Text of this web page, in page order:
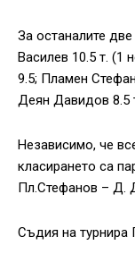
За останалите
Василев 10.5 т. (1
9.5; Пламен
Деян Давидов 8.5
Независимо, че
класирането са
Пл.Стефанов – Д.
Съдия на турнира